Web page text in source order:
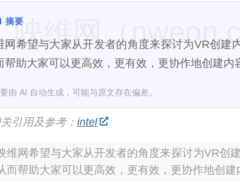
摘要
网希望与大家从开发者的角度来探讨为VR创建
帮助大家可以更高效，更有效，更协作地创建内
由 AI 自动生成，可能与原文存在偏差。
引用及参考： intel
维网希望与大家从开发者的角度来探讨为VR创
而帮助大家可以更高效，更有效，更协作地创建
映维网（